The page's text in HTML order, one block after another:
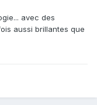
avec des
aussi brillantes que